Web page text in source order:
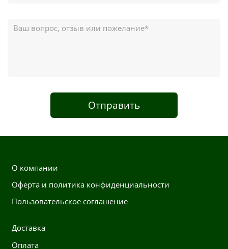
Отправить
О компании
Оферта и политика конфиденциальности
Пользовательское соглашение
Доставка
Оплата